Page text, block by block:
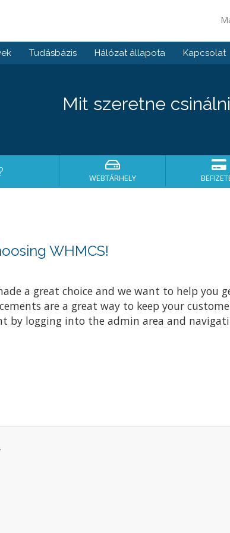
Tudásbázis Hálózat állapota Kapcsolat
Mit szeretne
WEBTÁRHELY
WHMCS!
a great choice and we want to help you
are a great way to keep your
by logging into the admin area and